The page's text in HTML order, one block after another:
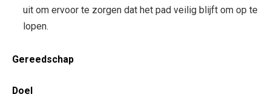
uit om ervoor te zorgen dat het⁢ pad veilig‌ blijft ⁤om‌ op te⁣
lopen.
Gereedschap
Doel